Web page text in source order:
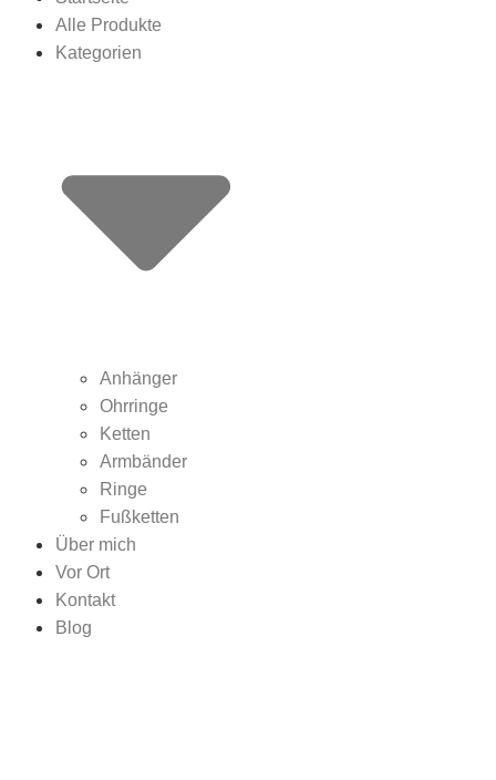
Alle Produkte
Kategorien
Anhänger
Ohrringe
Ketten
Armbänder
Ringe
Fußketten
Über mich
Vor Ort
Kontakt
Blog